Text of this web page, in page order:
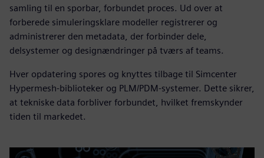
samling til en sporbar, forbundet proces. Ud over at
forberede simuleringsklare modeller registrerer og
administrerer den metadata, der forbinder dele,
delsystemer og designændringer på tværs af teams.
Hver opdatering spores og knyttes tilbage til Simcenter
Hypermesh-biblioteker og PLM/PDM-systemer. Dette sikrer,
at tekniske data forbliver forbundet, hvilket fremskynder
tiden til markedet.